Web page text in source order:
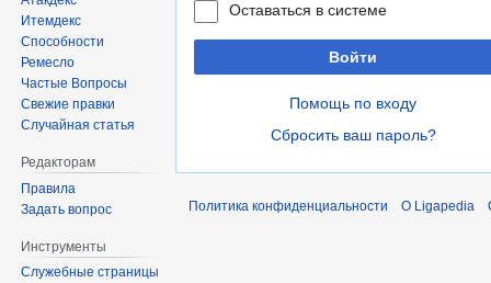
Оставаться в системе
Войти
Помощь по входу
Сбросить ваш пароль?
Итемдекс
Способности
Ремесло
Частые Вопросы
Свежие правки
Случайная статья
Редакторам
Правила
Задать вопрос
Инструменты
Служебные страницы
Политика конфиденциальности О Ligapedia